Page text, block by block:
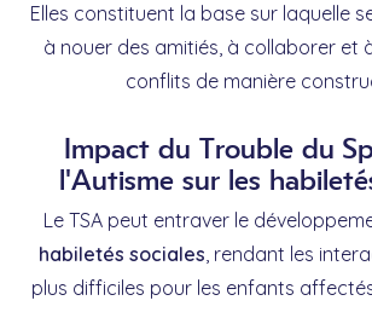
Elles constituent la base sur laquelle
à nouer des amitiés, à collaborer et
conflits de manière
Impact du Trouble du
l'Autisme sur les
Le TSA peut entraver le
habiletés sociales, rendant les
plus difficiles pour les enfants